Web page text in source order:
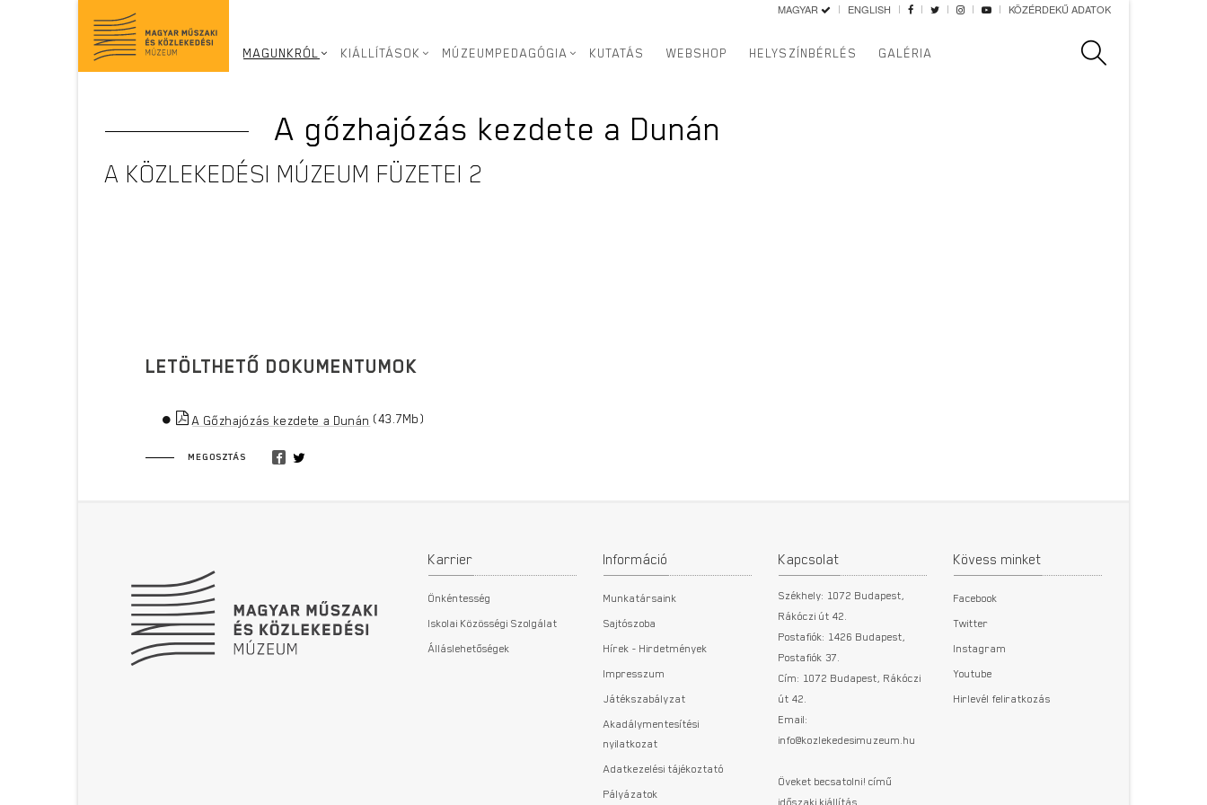
tartalomra
MAGYAR ENGLISH KÖZÉRDEKŰ ADATOK
MAGUNKRÓL KIÁLLÍTÁSOK MÚZEUMPEDAGÓGIA KUTATÁS WEBSHOP HELYSZÍNBÉRLÉS GALÉRIA
A gőzhajózás kezdete a Dunán
A KÖZLEKEDÉSI MÚZEUM FÜZETEI 2
LETÖLTHETŐ DOKUMENTUMOK
A Gőzhajózás kezdete a Dunán (43.7Mb)
MEGOSZTÁS
Karrier
Önkéntesség
Iskolai Közösségi Szolgálat
Álláslehetőségek
Információ
Munkatársaink
Sajtószoba
Hírek - Hirdetmények
Impresszum
Játékszabályzat
Akadálymentesítési
nyilatkozat
Adatkezelési tájékoztató
Pályázatok
Kapcsolat
Székhely: 1072 Budapest,
Rákóczi út 42.
Postafiók: 1426 Budapest,
Postafiók 37.
Cím: 1072 Budapest, Rákóczi
út 42.
Email:
info@kozlekedesimuzeum.hu
Öveket becsatolni! című
időszaki kiállítás
Kövess minket
Facebook
Twitter
Instagram
Youtube
Hirlevél feliratkozás